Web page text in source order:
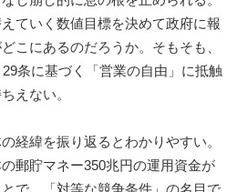
ていく数値目標を決めて政府に報
こにあるのだろうか。そもそも、
条に基づく「営業の自由」に抵触
えない。
緯を振り返るとわかりやすい。
郵貯マネー350兆円の運用資金が
で、「対等な競争条件」の名目で